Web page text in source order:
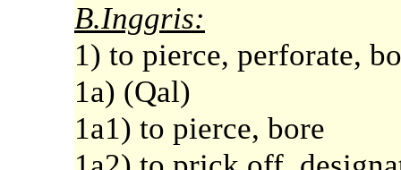
B.Inggris:
1) to pierce, perforate,
1a) (Qal)
1a1) to pierce, bore